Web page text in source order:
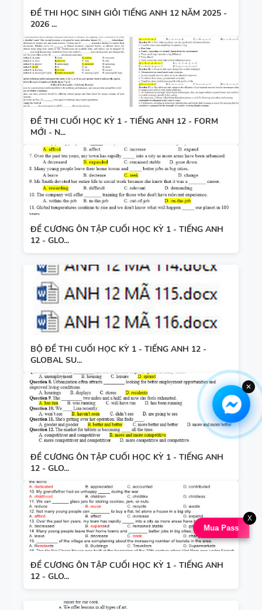
ĐỀ THI HỌC SINH GIỎI TIẾNG ANH 12 NĂM 2025 -
2026 ...
ĐỀ THI CUỐI HỌC KỲ 1 - TIẾNG ANH 12 - FORM
MỚI - N...
ĐỀ CƯƠNG ÔN TẬP CUỐI HỌC KỲ 1 - TIẾNG ANH
12 - GLO...
BỘ ĐỀ THI CUỐI HỌC KỲ 1 - TIẾNG ANH 12 -
GLOBAL SU...
ĐỀ CƯƠNG ÔN TẬP CUỐI HỌC KỲ 1 - TIẾNG ANH
12 - GLO...
ĐỀ CƯƠNG ÔN TẬP CUỐI HỌC KỲ 1 - TIẾNG ANH
12 - GLO...
Mua Pass
X
✕